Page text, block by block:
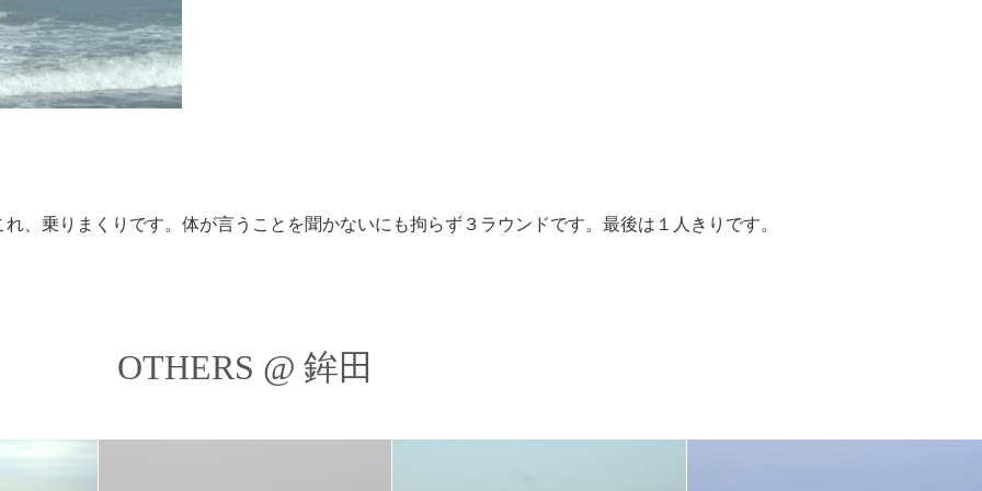
、乗りまくりです。体が言うことを聞かないにも拘らず３ラウンドです。最後は１人きりです。
OTHERS @ 鉾田